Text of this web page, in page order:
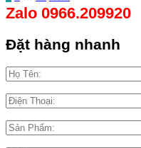
Zalo 0966.209920
Đặt hàng nhanh